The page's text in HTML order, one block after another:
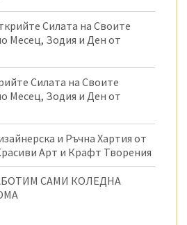
Силата на Своите
Месец, Зодия и Ден от
Силата на Своите
Месец, Зодия и Ден от
и Ръчна Хартия от
Арт и Крафт Творения
САМИ КОЛЕДНА